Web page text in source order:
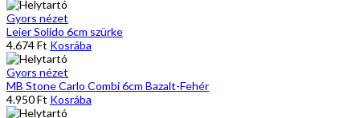
Gyors nézet
Leier Solido 6cm szürke
4.674Ft Kosrába
Gyors nézet
MB Stone Carlo Combi 6cm Bazalt-Fehér
4.950Ft Kosrába